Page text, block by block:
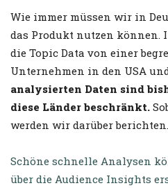
Wie immer müssen wir in
das Produkt nutzen können.
die Topic Data von einer
Unternehmen in den USA
analysierten Daten sind
diese Länder beschränkt.
werden wir darüber berichten.
Schöne schnelle Analysen
über die Audience Insights